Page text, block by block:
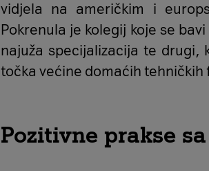
vidjela na američkim i
Pokrenula je kolegij koje se bavi
najuža specijalizacija te drugi,
točka većine domaćih tehničkih
Pozitivne prakse